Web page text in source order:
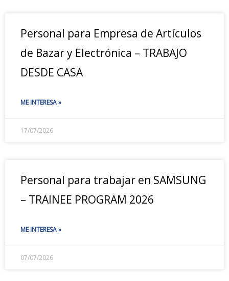
Personal para Empresa de Artículos
de Bazar y Electrónica – TRABAJO
DESDE CASA
ME INTERESA »
17/07/2026
Personal para trabajar en SAMSUNG
– TRAINEE PROGRAM 2026
ME INTERESA »
07/07/2026